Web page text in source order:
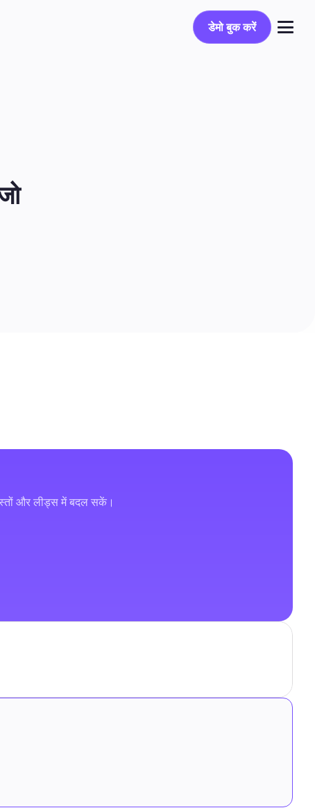
डेमो बुक करें
डेमो बुक करें
और लीड्स में बदल सकें।